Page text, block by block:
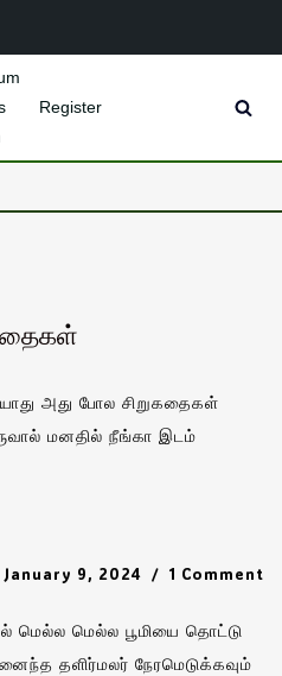
Register
அது போல சிறுகதைகள்
மனதில் நீங்கா இடம்
January 9, 2024 1 Comment
மெல்ல பூமியை தொட்டு
தளிர்மலர் நேரமெடுக்கவும்